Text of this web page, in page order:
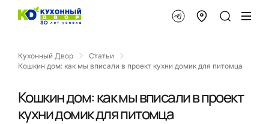
Кухонный Двор
Статьи
Кошкин дом: как мы вписали в проект кухни домик для питомца
Кошкин дом: как мы вписали в проект
кухни домик для питомца